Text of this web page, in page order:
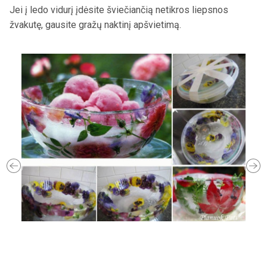
Jei į ledo vidurį įdėsite šviečiančią netikros liepsnos
žvakutę, gausite gražų naktinį apšvietimą.
Previous